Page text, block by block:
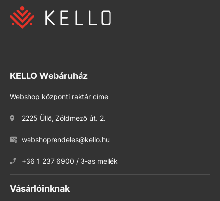
KELLO Webáruház
Webshop központi raktár címe
2225 Üllő, Zöldmező út. 2.
webshoprendeles@kello.hu
+36 1 237 6900 / 3-as mellék
Vásárlóinknak